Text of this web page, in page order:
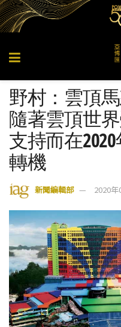
野村：雲頂馬
隨著雲頂世
支持而在
轉機
新聞編輯部 2020